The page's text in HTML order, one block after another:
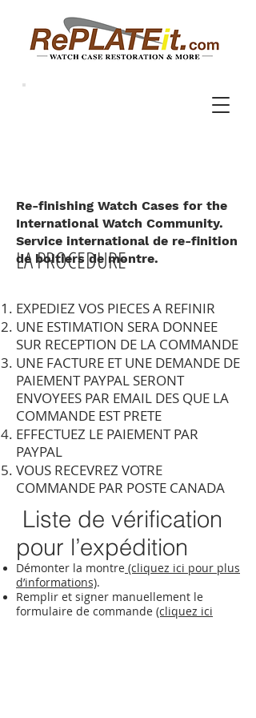
Re-finishing Watch Cases for the
International Watch Community.
Service international de re-finition
de boitiers de montre.
LA PROCEDURE
EXPEDIEZ VOS PIECES A REFINIR
UNE ESTIMATION SERA DONNEE
SUR RECEPTION DE LA COMMANDE
UNE FACTURE ET UNE DEMANDE DE
PAIEMENT PAYPAL SERONT
ENVOYEES PAR EMAIL DES QUE LA
COMMANDE EST PRETE
EFFECTUEZ LE PAIEMENT PAR
PAYPAL
​VOUS RECEVREZ VOTRE
COMMANDE PAR POSTE CANADA
Liste de vérification
pour l’expédition
Démonter la montre (cliquez ici pour plus
d’informations).
Remplir et signer manuellement le
formulaire de commande (cliquez ici